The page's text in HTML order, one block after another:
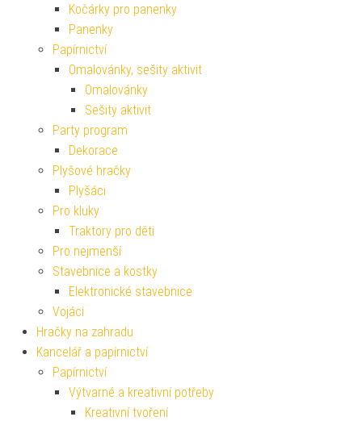
Kočárky pro panenky
Panenky
Papírnictví
Omalovánky, sešity aktivit
Omalovánky
Sešity aktivit
Party program
Dekorace
Plyšové hračky
Plyšáci
Pro kluky
Traktory pro děti
Pro nejmenší
Stavebnice a kostky
Elektronické stavebnice
Vojáci
Hračky na zahradu
Kancelář a papírnictví
Papírnictví
Výtvarné a kreativní potřeby
Kreativní tvoření